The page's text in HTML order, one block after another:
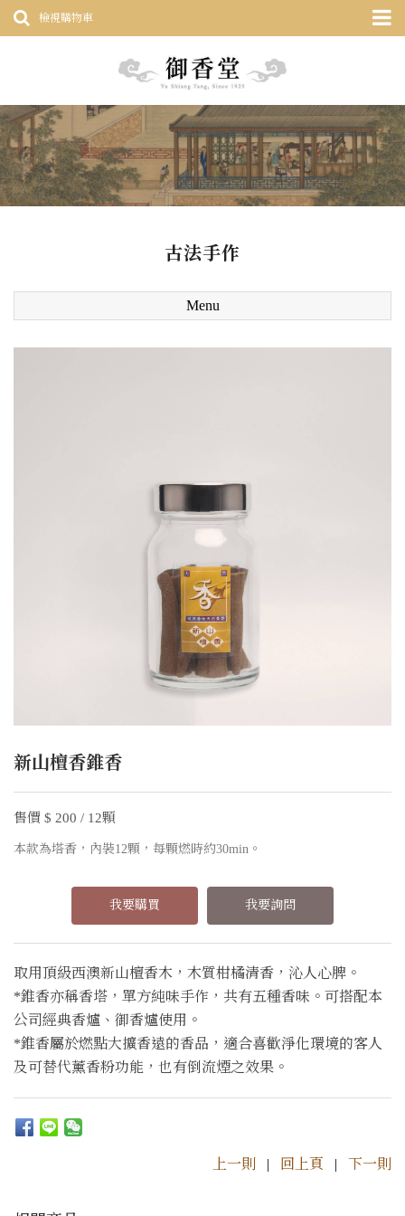
檢視購物車
古法手作
Menu
新山檀香錐香
售價 $ 200 / 12顆
本款為塔香，內裝12顆，每顆燃時約30min。
我要購買 我要詢問
取用頂級西澳新山檀香木，木質柑橘清香，沁人心脾。
*錐香亦稱香塔，單方純味手作，共有五種香味。可搭配本
公司經典香爐、御香爐使用。
*錐香屬於燃點大擴香遠的香品，適合喜歡淨化環境的客人
及可替代薰香粉功能，也有倒流煙之效果。
上一則 | 回上頁 | 下一則